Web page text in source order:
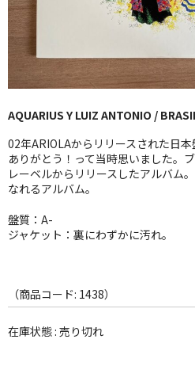
JAZZ-US
BLUE NOTE
JAZZ-EU
JAZZ-JP
JAZZ-VOCAL
J-POP
FOLK,SSW
AQUARIUS Y LUIZ ANTONIO /
02年ARIOLAからリリースされた日
ありがとう！って当時思いました。
レーベルからリリースしたアルバム
なれるアルバム。
盤質：A-
ジャケット：裏にわずかに汚れ。
（商品コード: 1438）
在庫状態 : 売り切れ